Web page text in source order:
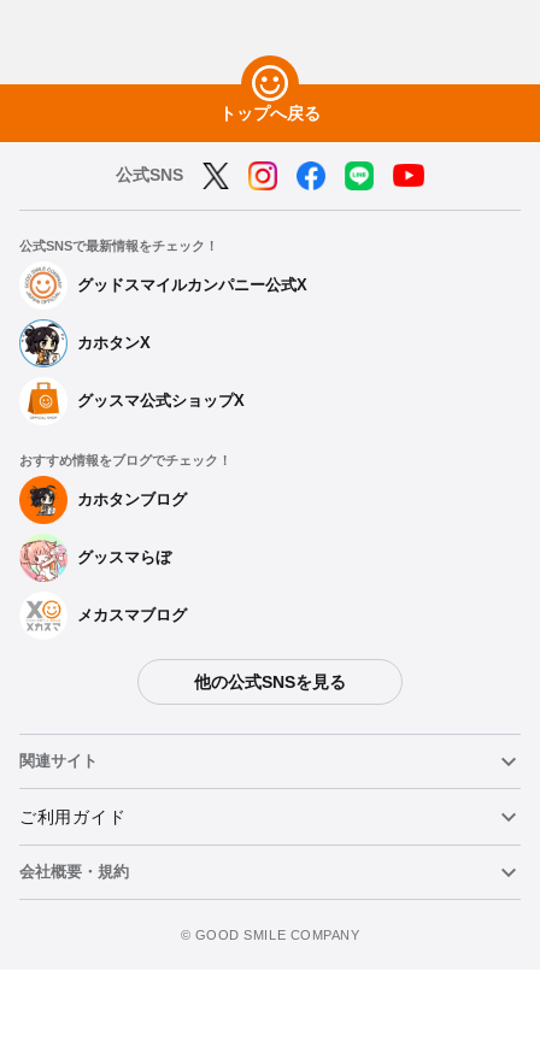
トップへ戻る
公式SNS
公式SNSで最新情報をチェック！
グッドスマイルカンパニー公式X
カホタンX
グッスマ公式ショップX
おすすめ情報をブログでチェック！
カホタンブログ
グッスマらぼ
メカスマブログ
他の公式SNSを見る
関連サイト
ねんどろいど
ねんどろいどフェイスメーカー
ご利用ガイド
重要なお知らせ
会社概要・規約
©️ GOOD SMILE COMPANY